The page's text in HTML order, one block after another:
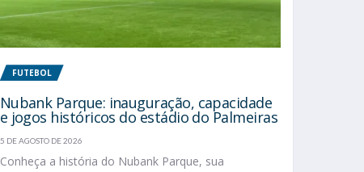
FUTEBOL
Nubank Parque: inauguração, capacidade
e jogos históricos do estádio do Palmeiras
5 DE AGOSTO DE 2026
Conheça a história do Nubank Parque, sua